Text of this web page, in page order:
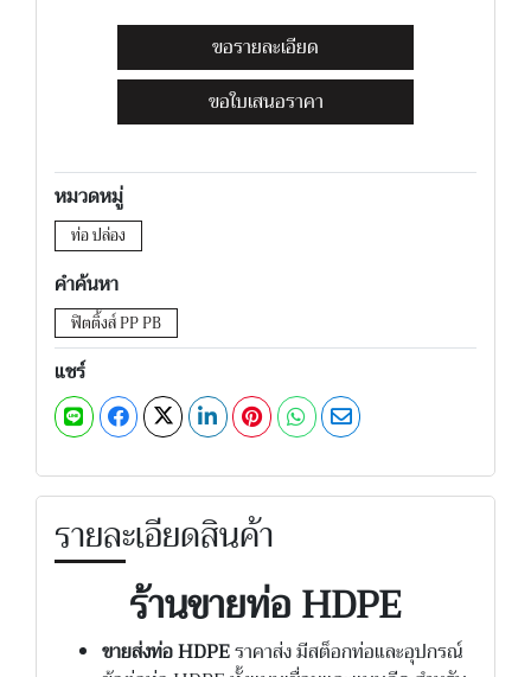
ขอรายละเอียด
ขอใบเสนอราคา
หมวดหมู่
ท่อ ปล่อง
คำค้นหา
ฟิตติ้งส์ PP PB
แชร์
รายละเอียดสินค้า
ร้านขายท่อ HDPE
ขายส่งท่อ HDPEราคาส่ง มีสต็อกท่อและอุปกรณ์